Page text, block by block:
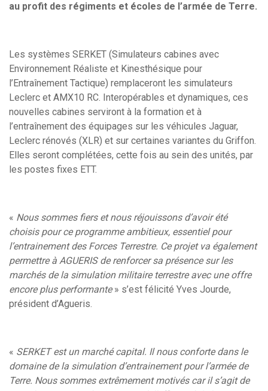
au profit des régiments et écoles de l’armée de Terre.
Les systèmes SERKET (Simulateurs cabines avec
Environnement Réaliste et Kinesthésique pour
l’Entraînement Tactique) remplaceront les simulateurs
Leclerc et AMX10 RC. Interopérables et dynamiques, ces
nouvelles cabines serviront à la formation et à
l’entraînement des équipages sur les véhicules Jaguar,
Leclerc rénovés (XLR) et sur certaines variantes du Griffon.
Elles seront complétées, cette fois au sein des unités, par
les postes fixes ETT.
« Nous sommes fiers et nous réjouissons d’avoir été
choisis pour ce programme ambitieux, essentiel pour
l’entrainement des Forces Terrestre. Ce projet va également
permettre à AGUERIS de renforcer sa présence sur les
marchés de la simulation militaire terrestre avec une offre
encore plus performante» s’est félicité Yves Jourde,
président d’Agueris.
« SERKET est un marché capital. Il nous conforte dans le
domaine de la simulation d’entrainement pour l’armée de
Terre. Nous sommes extrêmement motivés car il s’agit de